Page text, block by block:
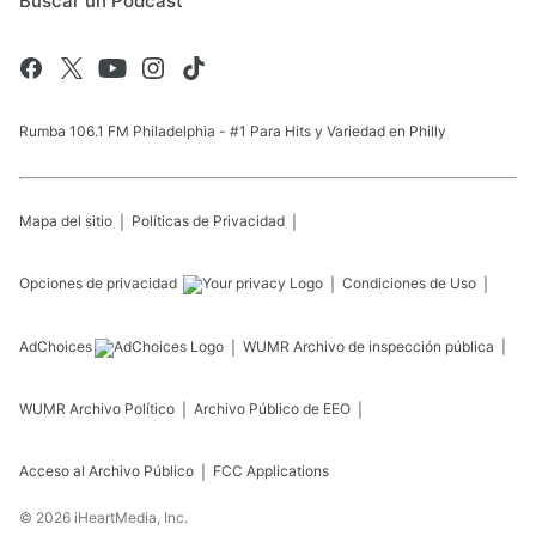
Rumba 106.1 FM Philadelphia - #1 Para Hits y Variedad en Philly
Mapa del sitio Políticas de Privacidad
Opciones de privacidad Condiciones de Uso
AdChoices WUMR Archivo de inspección pública
WUMR Archivo Político Archivo Público de EEO
Acceso al Archivo Público FCC Applications
© 2026 iHeartMedia, Inc.